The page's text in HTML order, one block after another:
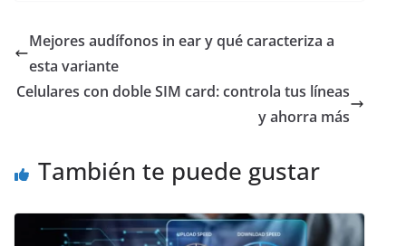
Mejores audífonos in ear y qué caracteriza a
esta variante
Celulares con doble SIM card: controla tus líneas
y ahorra más
También te puede gustar